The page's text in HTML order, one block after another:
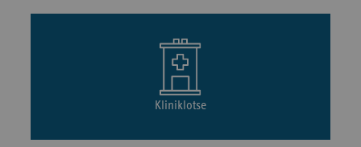
Kliniklotse